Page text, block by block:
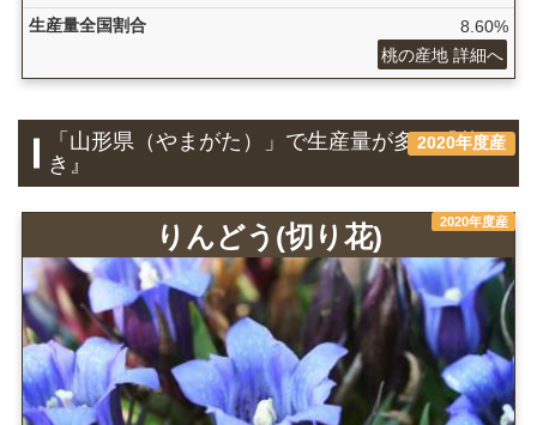
生産量全国割合
8.60%
桃の産地 詳細へ
2020年度産
「山形県（やまがた）」で生産量が多い『花
き』
2020年度産
りんどう(切り花)